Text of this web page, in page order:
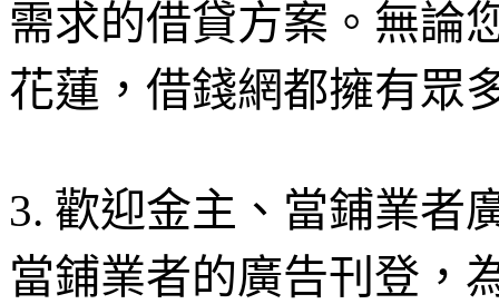
需求的借貸方案。無論
花蓮，借錢網都擁有眾
3. 歡迎金主、當鋪業者
當鋪業者的廣告刊登，